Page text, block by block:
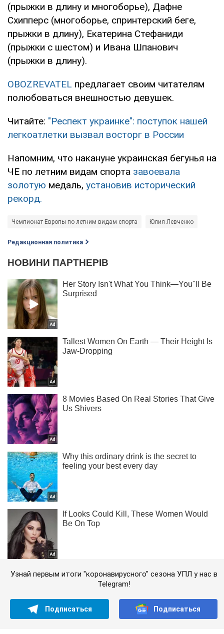
(прыжки в длину и многоборье), Дафне
Схипперс (многоборье, спринтерский беге,
прыжки в длину), Екатерина Стефаниди
(прыжки с шестом) и Ивана Шпанович
(прыжки в длину).
OBOZREVATEL предлагает своим читателям
полюбоваться внешностью девушек.
Читайте: "Респект украинке": поступок нашей
легкоатлетки вызвал восторг в России
Напомним, что накануне украинская бегунья на
ЧЕ по летним видам спорта завоевала
золотую медаль, установив исторический
рекорд.
Чемпионат Европы по летним видам спорта Юлия Левченко
Редакционная политика
Узнай первым итоги "коронавирусного" сезона УПЛ у нас в
Telegram!
Подписаться Подписаться